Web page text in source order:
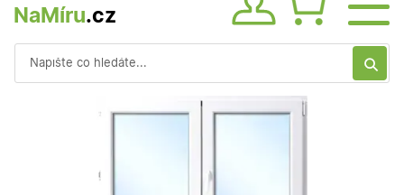
NaMíru.cz Obsah